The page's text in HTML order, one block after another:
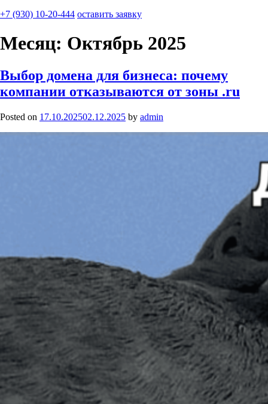
+7 (930) 10-20-444 оставить заявку
Месяц: Октябрь 2025
Выбор домена для бизнеса: почему
компании отказываются от зоны .ru
Posted on 17.10.202502.12.2025 by admin